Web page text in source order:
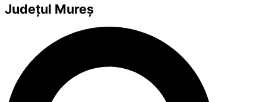
Județul Mureș